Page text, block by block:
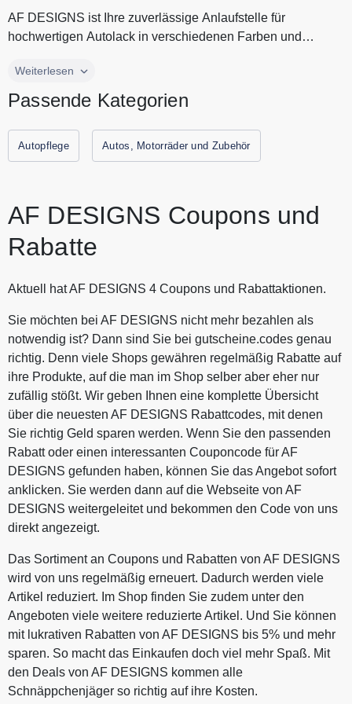
AF DESIGNS ist Ihre zuverlässige Anlaufstelle für
hochwertigen Autolack in verschiedenen Farben und
AF DESIGNS ist Ihre zuverlässige Anlaufstelle für
Varianten. Die Produkte von AF DESIGNS sind von
glänzende Lackierung für Ihr Auto. Egal ob Sie eine
Komplettlackierung oder eine Teilreparatur mit Autolack
und Lackstiften bis hin zu Grundierungen, Klarlacken und
Kunstharzlacken. Sparen Sie jetzt durch Gutscheine.codes
mit den aktuellen Gutscheinen und Rabattaktionen von AF
Weiterlesen
Passende Kategorien
Autopflege Autos, Motorräder und Zubehör
AF DESIGNS Coupons und
Rabatte
Aktuell hat AF DESIGNS 4 Coupons und Rabattaktionen.
Sie möchten bei AF DESIGNS nicht mehr bezahlen als
notwendig ist? Dann sind Sie bei gutscheine.codes genau
richtig. Denn viele Shops gewähren regelmäßig Rabatte auf
ihre Produkte, auf die man im Shop selber aber eher nur
zufällig stößt. Wir geben Ihnen eine komplette Übersicht
über die neuesten AF DESIGNS Rabattcodes, mit denen
Sie richtig Geld sparen werden. Wenn Sie den passenden
Rabatt oder einen interessanten Couponcode für AF
DESIGNS gefunden haben, können Sie das Angebot sofort
anklicken. Sie werden dann auf die Webseite von AF
DESIGNS weitergeleitet und bekommen den Code von uns
direkt angezeigt.
Das Sortiment an Coupons und Rabatten von AF DESIGNS
wird von uns regelmäßig erneuert. Dadurch werden viele
Artikel reduziert. Im Shop finden Sie zudem unter den
Angeboten viele weitere reduzierte Artikel. Und Sie können
mit lukrativen Rabatten von AF DESIGNS bis 5% und mehr
sparen. So macht das Einkaufen doch viel mehr Spaß. Mit
den Deals von AF DESIGNS kommen alle
Schnäppchenjäger so richtig auf ihre Kosten.